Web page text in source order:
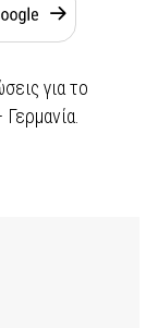
για το